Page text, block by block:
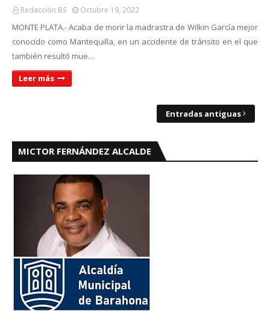
Redacción BS Octubre 19, 2022
MONTE PLATA.- Acaba de morir la madrastra de Wilkin García mejor
conocido como Mantequilla, en un accidente de tránsito en el que
también resultó mue…
Leer más
Entradas antiguas
MICTOR FERNÁNDEZ ALCALDE